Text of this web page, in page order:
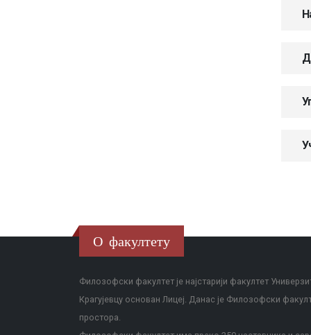
О факултету
Филозофски факултет је најстарији факултет
Крагујевцу основан Лицеј. Данас је Филозофски
простора.